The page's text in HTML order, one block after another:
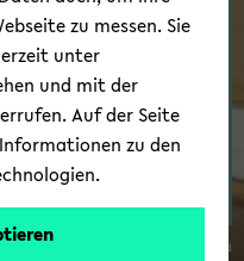
© Uni­ver­si­tät Bie­le­feld
zu messen. Sie
unter
und mit der
Auf der Seite
zu den